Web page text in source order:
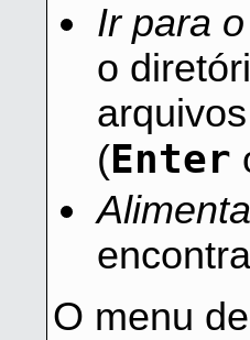
Ir para
o
(Enter
O menu